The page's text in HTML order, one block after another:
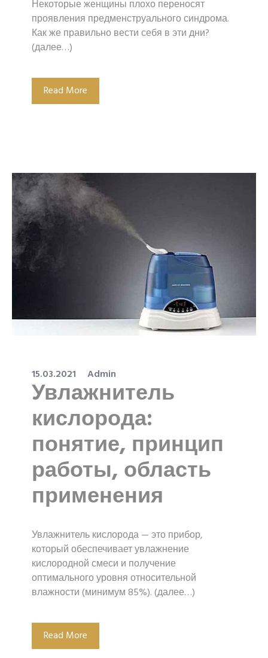
Некоторые женщины плохо переносят
проявления предменструального синдрома.
Как же правильно вести себя в эти дни?
(далее…)
Read More
15.03.2021 Admin
Увлажнитель
кислорода:
понятие, принцип
работы, область
применения
Увлажнитель кислорода — это прибор,
который обеспечивает увлажнение
кислородной смеси и получение
оптимального уровня относительной
влажности (минимум 85%). (далее…)
Read More